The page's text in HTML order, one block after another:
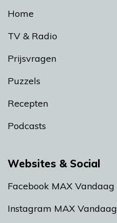
Home
TV & Radio
Prijsvragen
Puzzels
Recepten
Podcasts
Websites & Social
Facebook MAX Vandaag
Instagram MAX Vandaag